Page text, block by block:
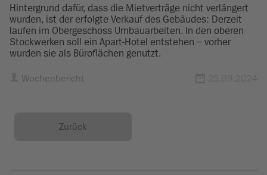
Hintergrund dafür, dass die Mietverträge nicht verlängert
wurden, ist der erfolgte Verkauf des Gebäudes: Derzeit
laufen im Obergeschoss Umbauarbeiten. In den oberen
Stockwerken soll ein Apart-Hotel entstehen – vorher
wurden sie als Büroflächen genutzt.
Wochenbericht
Zurück